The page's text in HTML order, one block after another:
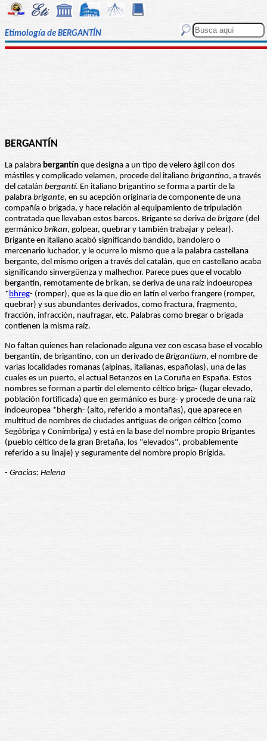
Etimología de BERGANTÍN
BERGANTÍN
La palabra bergantín que designa a un tipo de velero ágil con dos
mástiles y complicado velamen, procede del italiano brigantino, a través
del catalán bergantí. En italiano brigantino se forma a partir de la
palabra brigante, en su acepción originaria de componente de una
compañía o brigada, y hace relación al equipamiento de tripulación
contratada que llevaban estos barcos. Brigante se deriva de brigare (del
germánico brikan, golpear, quebrar y también trabajar y pelear).
Brigante en italiano acabó significando bandido, bandolero o
mercenario luchador, y le ocurre lo mismo que a la palabra castellana
bergante, del mismo origen a través del catalán, que en castellano acaba
significando sinvergüenza y malhechor. Parece pues que el vocablo
bergantín, remotamente de brikan, se deriva de una raíz indoeuropea
*bhreg- (romper), que es la que dio en latín el verbo frangere (romper,
quebrar) y sus abundantes derivados, como fractura, fragmento,
fracción, infracción, naufragar, etc. Palabras como bregar o brigada
contienen la misma raíz.
No faltan quienes han relacionado alguna vez con escasa base el vocablo
bergantín, de brigantino, con un derivado de Brigantium, el nombre de
varias localidades romanas (alpinas, italianas, españolas), una de las
cuales es un puerto, el actual Betanzos en La Coruña en España. Estos
nombres se forman a partir del elemento céltico briga- (lugar elevado,
población fortificada) que en germánico es burg- y procede de una raíz
indoeuropea *bhergh- (alto, referido a montañas), que aparece en
multitud de nombres de ciudades antiguas de origen céltico (como
Segóbriga y Conímbriga) y está en la base del nombre propio Brigantes
(pueblo céltico de la gran Bretaña, los "elevados", probablemente
referido a su linaje) y seguramente del nombre propio Brígida.
- Gracias: Helena